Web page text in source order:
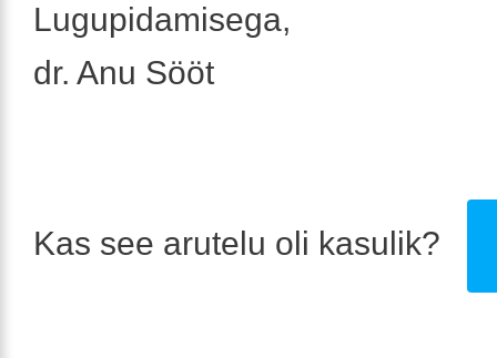
Lugupidamisega,
dr. Anu Sööt
Kas see arutelu oli kasulik?